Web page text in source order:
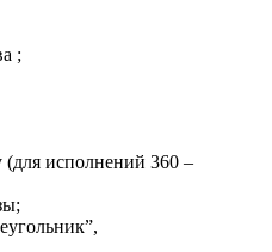
;
исполнений 360 –